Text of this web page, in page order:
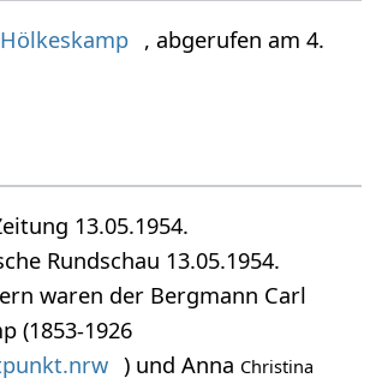
, abgerufen am 4.
13.05.1954.
Rundschau 13.05.1954.
waren der Bergmann Carl
(1853-1926
) und Anna Christina